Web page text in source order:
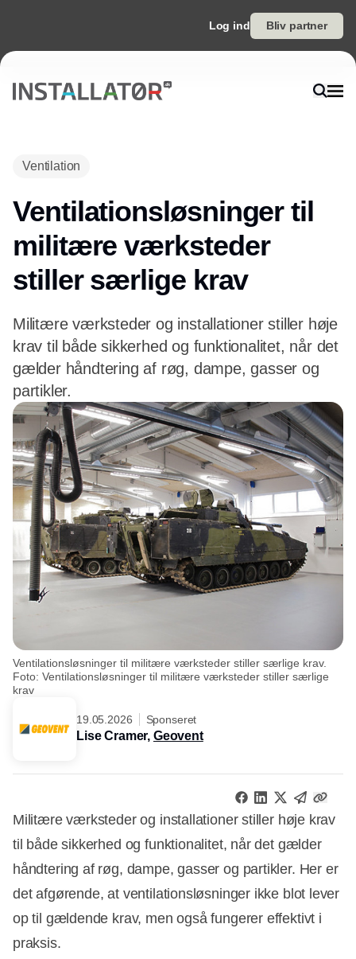
Log ind Bliv partner
Ventilation
Ventilationsløsninger til
militære værksteder
stiller særlige krav
Militære værksteder og installationer stiller høje
krav til både sikkerhed og funktionalitet, når det
gælder håndtering af røg, dampe, gasser og
partikler.
Ventilationsløsninger til militære værksteder stiller særlige krav.
Foto: Ventilationsløsninger til militære værksteder stiller særlige
krav
19.05.2026 Sponseret
Lise Cramer, Geovent
Militære værksteder og installationer stiller høje krav
til både sikkerhed og funktionalitet, når det gælder
håndtering af røg, dampe, gasser og partikler. Her er
det afgørende, at ventilationsløsninger ikke blot lever
op til gældende krav, men også fungerer effektivt i
praksis.